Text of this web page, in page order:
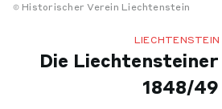
Historischer Verein Liechtenstein
LIECHTENSTEIN
Die
1848/49